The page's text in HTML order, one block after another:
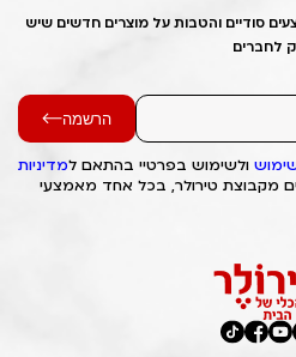
סודיים והטבות על מוצרים חדשים שיש
לחברים
הרשמה
ולשימוש בפרטיי בהתאם למדיניות
מקבוצת טירולר, בכל אחד מאמצעי